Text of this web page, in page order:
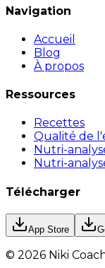
Navigation
Accueil
Blog
À propos
Ressources
Recettes
Qualité de
Nutri-
Nutri-
Télécharger
App Store
© 2026 Niki